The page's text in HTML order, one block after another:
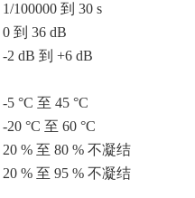
1/100000 到 30 s
0 到 36 dB
-2 dB 到 +6 dB
-5 °C 至 45 °C
-20 °C 至 60 °C
20 % 至 80 % 不凝结
20 % 至 95 % 不凝结